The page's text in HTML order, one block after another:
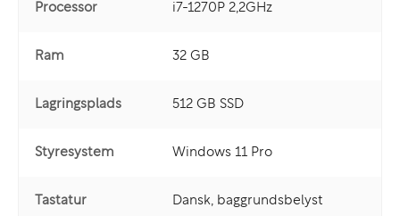
Processor i7-1270P 2,2GHz
Ram 32 GB
Lagringsplads 512 GB SSD
Styresystem Windows 11 Pro
Tastatur Dansk, baggrundsbelyst